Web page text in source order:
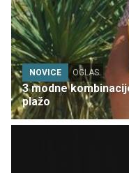
NOVICE OGLAS
3 modne
plažo